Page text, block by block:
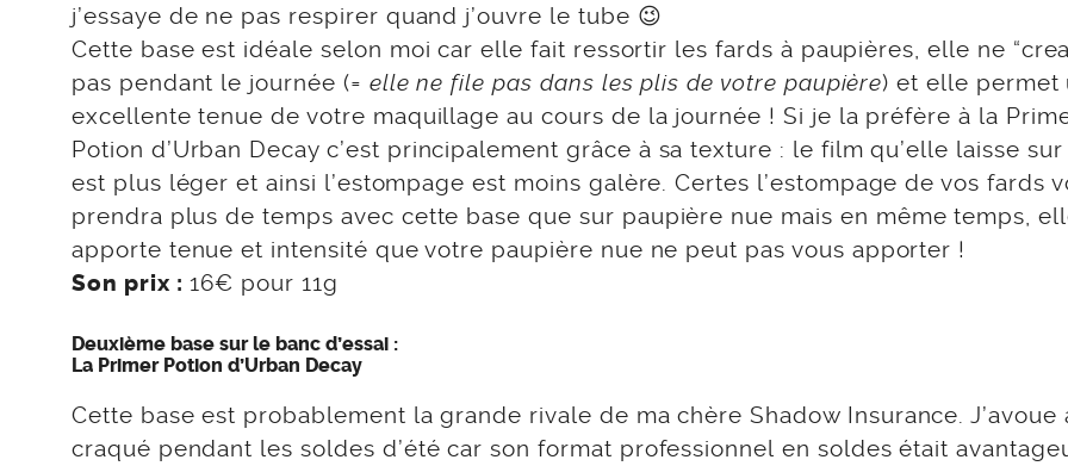
j’essaye de ne pas respirer quand j’ouvre le tube 😉
Cette base est idéale selon moi car elle fait ressortir les fards à paupières, elle ne
pas pendant le journée (= elle ne file pas dans les plis de votre paupière) et elle permet
excellente tenue de votre maquillage au cours de la journée ! Si je la préfère à la
Potion d’Urban Decay c’est principalement grâce à sa texture : le film qu’elle laisse sur
est plus léger et ainsi l’estompage est moins galère. Certes l’estompage de vos fards
prendra plus de temps avec cette base que sur paupière nue mais en même temps,
apporte tenue et intensité que votre paupière nue ne peut pas vous apporter !
Son prix : 16€ pour 11g
Deuxième base sur le banc d’essai :
La Primer Potion d’Urban Decay
Cette base est probablement la grande rivale de ma chère Shadow Insurance. J’avoue
craqué pendant les soldes d’été car son format professionnel en soldes était